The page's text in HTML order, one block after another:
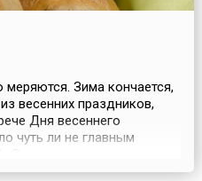
Зима кончается,
весенних праздников,
Дня весеннего
чуть ли не главным
стран прилетают сорок